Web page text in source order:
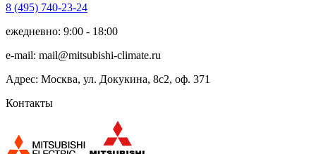
8 (495) 740-23-24
ежедневно: 9:00 - 18:00
e-mail: mail@mitsubishi-climate.ru
Адрес: Москва, ул. Докукина, 8с2, оф. 371
Контакты